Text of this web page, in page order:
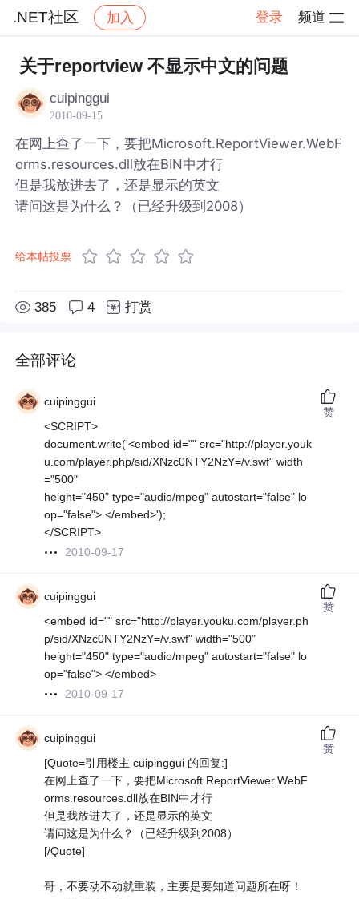
.NET社区 加入 登录 频道
社区 .NET社区 帖子详情
关于reportview 不显示中文的问题
cuipinggui
2010-09-15
在网上查了一下，要把Microsoft.ReportViewer.WebF
orms.resources.dll放在BIN中才行
但是我放进去了，还是显示的英文
请问这是为什么？（已经升级到2008）
给本帖投票
385 4 打赏
全部评论
cuipinggui
<SCRIPT>
document.write('<embed id="" src="http://player.youk
u.com/player.php/sid/XNzc0NTY2NzY=/v.swf" width
="500"
height="450" type="audio/mpeg" autostart="false" lo
op="false"> </embed>');
</SCRIPT>
2010-09-17
赞
cuipinggui
<embed id="" src="http://player.youku.com/player.ph
p/sid/XNzc0NTY2NzY=/v.swf" width="500"
height="450" type="audio/mpeg" autostart="false" lo
op="false"> </embed>
2010-09-17
赞
cuipinggui
[Quote=引用楼主 cuipinggui 的回复:]
在网上查了一下，要把Microsoft.ReportViewer.WebF
orms.resources.dll放在BIN中才行
但是我放进去了，还是显示的英文
请问这是为什么？（已经升级到2008）
[/Quote]
哥，不要动不动就重装，主要是要知道问题所在呀！
赞